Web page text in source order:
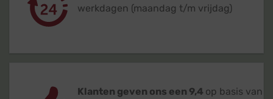
werkdagen (maandag t/m vrijdag)
Klanten geven ons een 9,4 op basis van